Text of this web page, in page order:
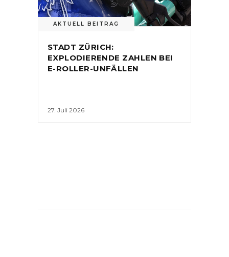
AKTUELL BEITRAG
STADT ZÜRICH:
EXPLODIERENDE ZAHLEN BEI
E-ROLLER-UNFÄLLEN
27. Juli 2026